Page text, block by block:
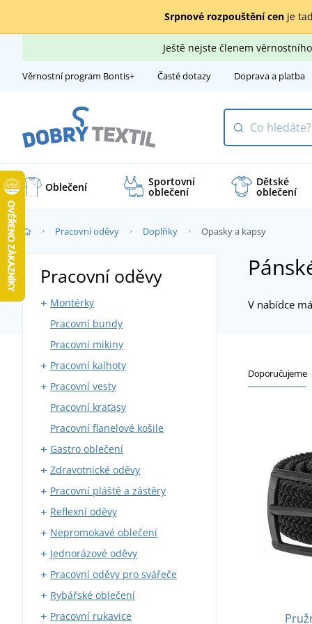
Srpnové rozpouštění cenje
Ještě nejste členem
Věrnostní program Bontis+ Časté dotazy Doprava a platba
Oblečení Sportovní
oblečení
Dětské
oblečení
Pracovní oděvy Doplňky Opasky a kapsy
V nabídce
Pracovní oděvy
Montérky
Montérky s laclem
Montérky do pasu
Blůzy
Montérkové komplety
Pracovní kombinézy
Zateplené montérky
Pracovní bundy
Pracovní mikiny
Pracovní kalhoty
Kalhoty do pasu
Kalhoty s laclem
Pracovní vesty
S kapsami
Zateplené
Pracovní kraťasy
Pracovní flanelové košile
Gastro oblečení
Pracovní kalhoty
Zástěry
Pláště
Košile a haleny
Kuchařské rondony
Kuchařské čepice
Vesty a mikiny
Kravaty
Zdravotnické oděvy
Zdravotnické haleny a košile
Zdravotnické pláště
Zdravotnické kalhoty
Zdravotnické vesty a mikiny
Pracovní pláště a zástěry
Kovářské zástěry
Svářečské zástěry
Reflexní oděvy
Reflexní vesty
Reflexní bundy
Reflexní trička
Reflexní mikiny
Reflexní kalhoty
Nepromokavé oblečení
Pláštěnky
Nepromokavé kombinézy
Nepromokavé blůzy
Nepromokavé kalhoty
Jednorázové oděvy
Jednorázové čepice
Jednorázové kombinézy
Roušky
Pracovní oděvy pro svářeče
Svářečské rukavice
Svářečské blůzy
Rybářské oblečení
Rybářské holínky
Pracovní rukavice
Doporučujeme